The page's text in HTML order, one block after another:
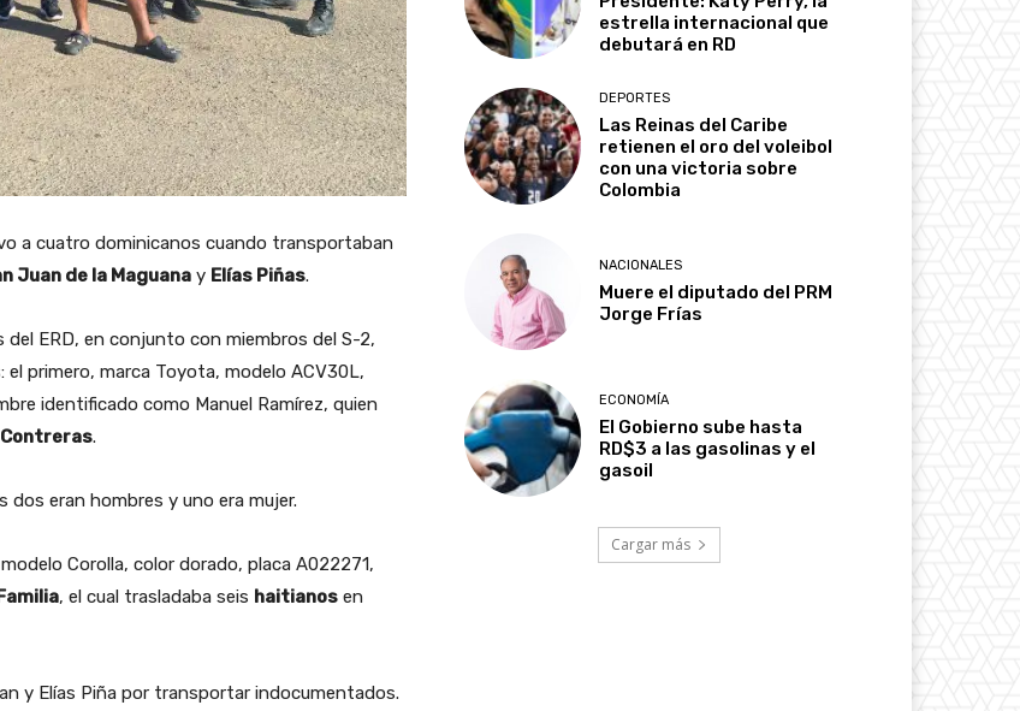
a cuatro dominicanos cuando transportaban
Juan de la Maguana y Elías Piñas.
ERD, en conjunto con miembros del S-2,
el primero, marca Toyota, modelo ACV30L,
identificado como Manuel Ramírez, quien
Contreras.
eran hombres y uno era mujer.
Corolla, color dorado, placa A022271,
, el cual trasladaba seis haitianos en
y Elías Piña por transportar indocumentados.
estrella internacional que
debutará en RD
DEPORTES
Las Reinas del Caribe
retienen el oro del voleibol
con una victoria sobre
Colombia
NACIONALES
Muere el diputado del PRM
Jorge Frías
ECONOMÍA
El Gobierno sube hasta
RD$3 a las gasolinas y el
gasoil
Cargar más